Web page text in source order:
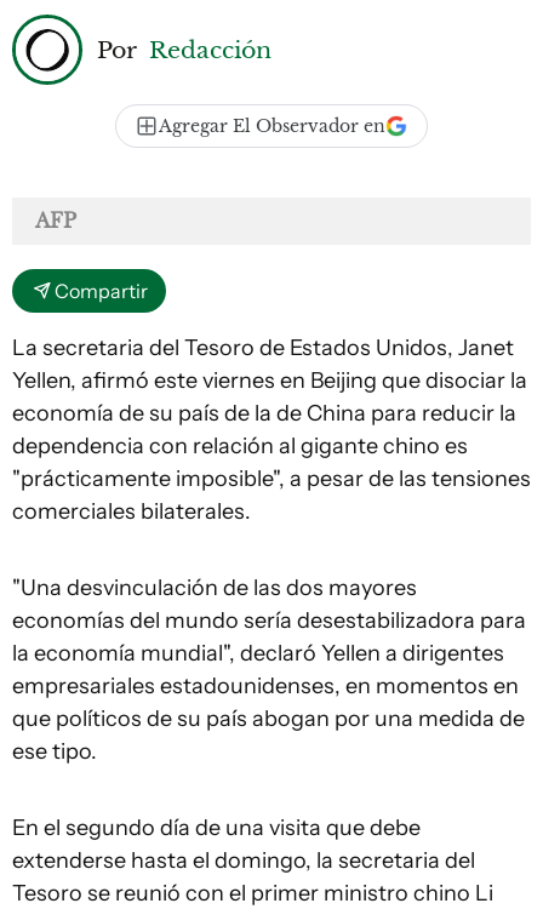
Por Redacción
Agregar El Observador en
AFP
Compartir
La secretaria del Tesoro de Estados Unidos, Janet
Yellen, afirmó este viernes en Beijing que disociar la
economía de su país de la de China para reducir la
dependencia con relación al gigante chino es
"prácticamente imposible", a pesar de las tensiones
comerciales bilaterales.
"Una desvinculación de las dos mayores
economías del mundo sería desestabilizadora para
la economía mundial", declaró Yellen a dirigentes
empresariales estadounidenses, en momentos en
que políticos de su país abogan por una medida de
ese tipo.
En el segundo día de una visita que debe
extenderse hasta el domingo, la secretaria del
Tesoro se reunió con el primer ministro chino Li